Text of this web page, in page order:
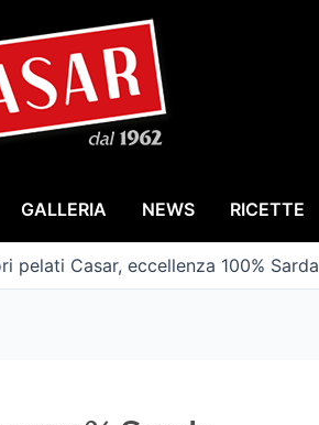
GALLERIA NEWS RICETTE
pelati Casar, eccellenza 100% Sarda